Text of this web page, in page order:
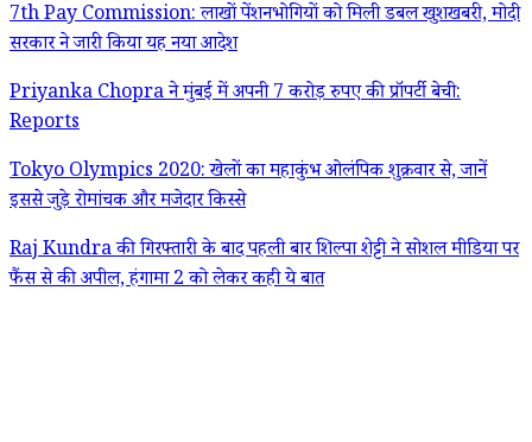
7th Pay Commission: लाखों पेंशनभोगियों को मिली डबल खुशखबरी, मोदी
सरकार ने जारी किया यह नया आदेश
Priyanka Chopra ने मुंबई में अपनी 7 करोड़ रुपए की प्रॉपर्टी बेची:
Reports
Tokyo Olympics 2020: खेलों का महाकुंभ ओलंपिक शुक्रवार से, जानें
इससे जुड़े रोमांचक और मजेदार किस्से
Raj Kundra की गिरफ्तारी के बाद पहली बार शिल्पा शेट्टी ने सोशल मीडिया पर
फैंस से की अपील, हंगामा 2 को लेकर कही ये बात